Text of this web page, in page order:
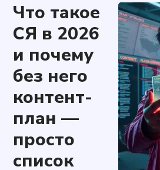
Что такое
СЯ в 2026
и почему
без него
контент-
план —
просто
список